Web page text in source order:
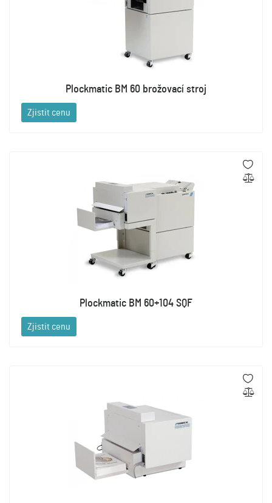
Plockmatic BM 60 brožovací stroj
Zjistit cenu
Plockmatic BM 60+104 SQF
Zjistit cenu